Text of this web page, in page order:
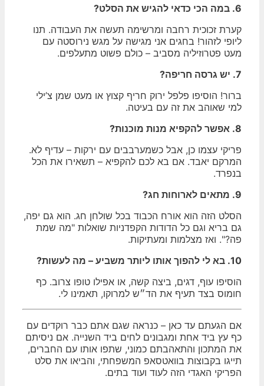
6. במה הכי כדאי להגיש את הסלט?
קערת זכוכית רחבה ומרשימה תעשה את העבודה. תנו
ליופי לזהור! בחגים אני מגישה על מגש נירוסטה עם
מעט פטרוזיליה מסביב – כולם פשוט מתעלפים.
7. יש גרסה חריפה?
ברור! הוסיפו פלפל ירוק חריף קצוץ או מעט שמן צ’ילי
למי שאוהב את זה עם בעיטה.
8. אפשר להקפיא מנות מוכנות?
פריקי עצמו כן, אבל כשמערבבים עם ירקות – עדיף לא.
המרקם יאבד. אם בא לכם להקפיא – תשאירו את הכל
בנפרד.
9. מתאים לארוחות חג?
הסלט הזה הוא אורח הכבוד בכל שולחן חג. הוא גם יפה,
גם בריא וגם כל הדודות הקפדניות שואלות "מה שמת
פה?". ואז מצלמות ומעתיקות.
10. בא לי להפוך אותו ליותר משביע – מה לעשות?
הוסיפו עוף, דגים, ביצה קשה, או אפילו טופו צרוב. כף
חומוס בצד תעיף את הד״ש למרוקו, תאמינו לי.
אם הגעתם עד כאן – כנראה שגם אתם כבר רוקדים עם
כף עץ ביד אחת ומגבונים לחים ביד השנייה. אם ניסיתם
את המתכון והתאהבתם כמוני, שתפו אותו עם החברים,
תייגו בקבוצות בוואטסאפ המשפחתי, והביאו את סלט
הפריקי האגדי הזה לעוד ועוד בתים.